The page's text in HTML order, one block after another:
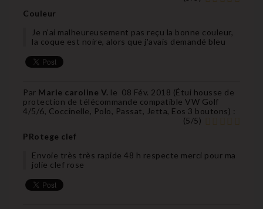
Couleur
Je n'ai malheureusement pas reçu la bonne couleur,
la coque est noire, alors que j'avais demandé bleu
Par Marie caroline V. le 08 Fév. 2018 (Étui housse de
protection de télécommande compatible VW Golf
4/5/6, Coccinelle, Polo, Passat, Jetta, Eos 3 boutons) :
(5/5)
PRotege clef
Envoie très très rapide 48 h respecte merci pour ma
jolie clef rose